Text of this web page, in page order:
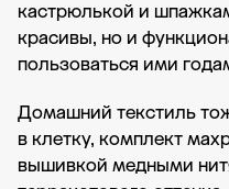
кастрюлькой и
красивы, но и
пользоваться ими
Домашний текстиль
в клетку, комплект
вышивкой медными